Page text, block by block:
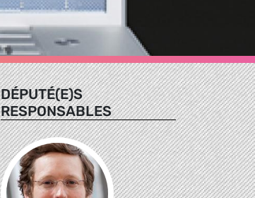
DÉPUTÉ(E)S
RESPONSABLES